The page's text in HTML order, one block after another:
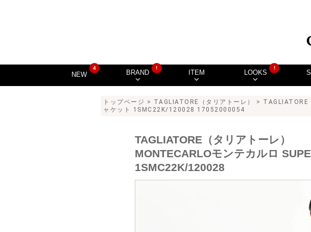
NEW
4
BRAND
!
ITEM LOOKS
!
トップページ > TAGLIATORE（タリアトーレ）
> TAGLIATORE
ャケット 1SMC22K/120028 17052000054